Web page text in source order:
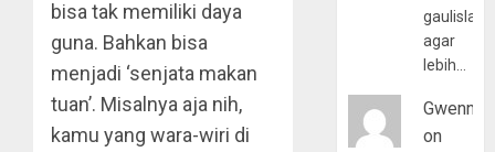
bisa tak memiliki daya
guna. Bahkan bisa
menjadi ‘senjata makan
tuan’. Misalnya aja nih,
kamu yang wara-wiri di
agar
lebih…
Gwenny
on